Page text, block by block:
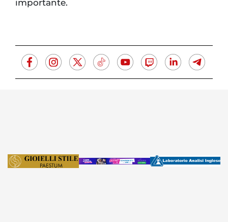
importante.